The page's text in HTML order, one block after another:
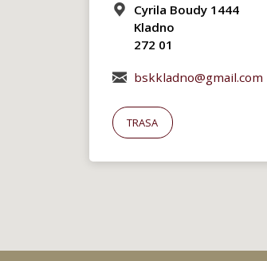
Cyrila Boudy 1444
Kladno
272 01
bskkladno@gmail.com
TRASA